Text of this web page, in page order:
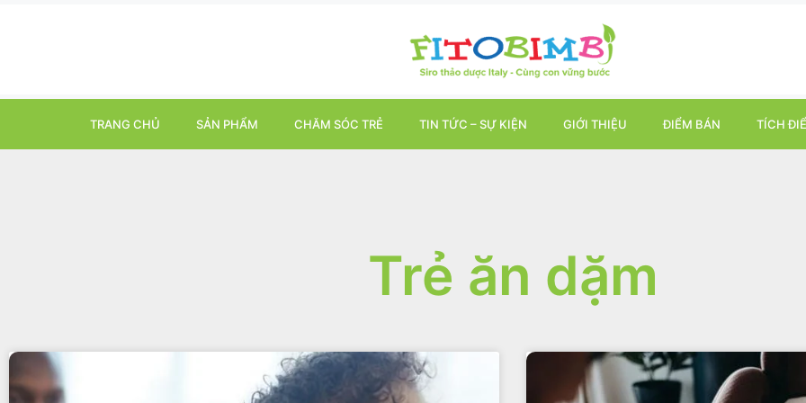
TRANG CHỦ SẢN PHẨM CHĂM SÓC TRẺ TIN TỨC – SỰ KIỆN GIỚI THIỆU ĐIỂM BÁN TÍCH
Trẻ ăn dặm